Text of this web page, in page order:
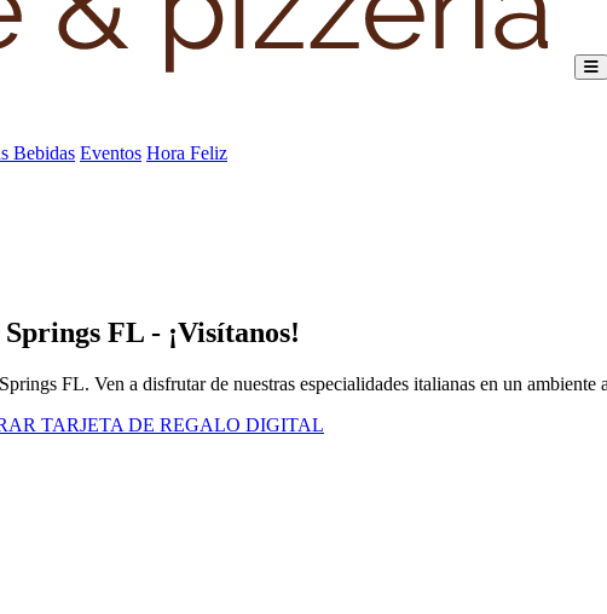
Bebidas Eventos Hora Feliz
FL - ¡Visítanos!
FL. Ven a disfrutar de nuestras especialidades italianas en un ambiente
TARJETA DE REGALO DIGITAL